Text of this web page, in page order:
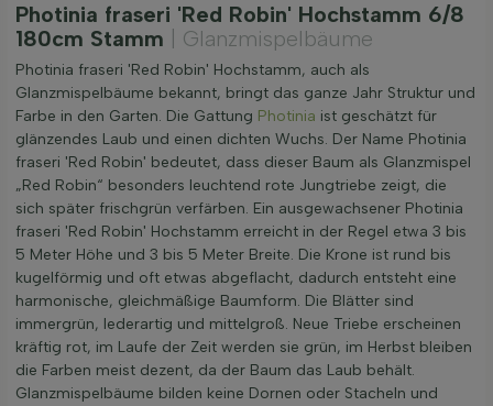
Photinia fraseri 'Red Robin' Hochstamm 6/8
180cm Stamm
| Glanzmispelbäume
Photinia fraseri 'Red Robin' Hochstamm, auch als
Glanzmispelbäume bekannt, bringt das ganze Jahr Struktur und
Farbe in den Garten. Die Gattung Photinia ist geschätzt für
glänzendes Laub und einen dichten Wuchs. Der Name Photinia
fraseri 'Red Robin' bedeutet, dass dieser Baum als Glanzmispel
„Red Robin“ besonders leuchtend rote Jungtriebe zeigt, die
sich später frischgrün verfärben. Ein ausgewachsener Photinia
fraseri 'Red Robin' Hochstamm erreicht in der Regel etwa 3 bis
5 Meter Höhe und 3 bis 5 Meter Breite. Die Krone ist rund bis
kugelförmig und oft etwas abgeflacht, dadurch entsteht eine
harmonische, gleichmäßige Baumform. Die Blätter sind
immergrün, lederartig und mittelgroß. Neue Triebe erscheinen
kräftig rot, im Laufe der Zeit werden sie grün, im Herbst bleiben
die Farben meist dezent, da der Baum das Laub behält.
Glanzmispelbäume bilden keine Dornen oder Stacheln und